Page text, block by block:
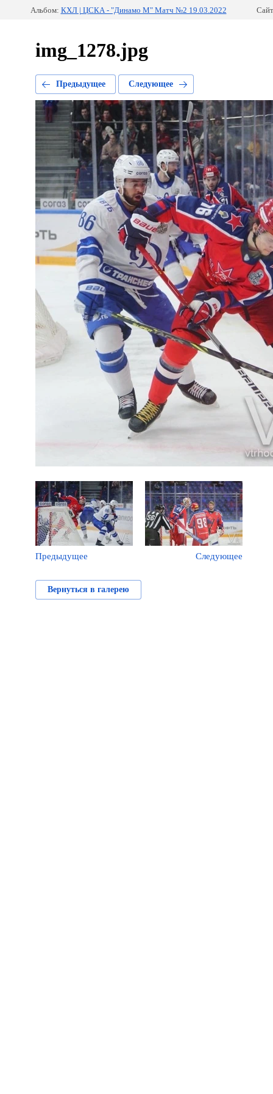
Альбом: КХЛ | ЦСКА - "Динамо М" Матч №2 19.03.2022
img_1278.jpg
Предыдущее Следующее
Предыдущее Следующее
Вернуться в галерею